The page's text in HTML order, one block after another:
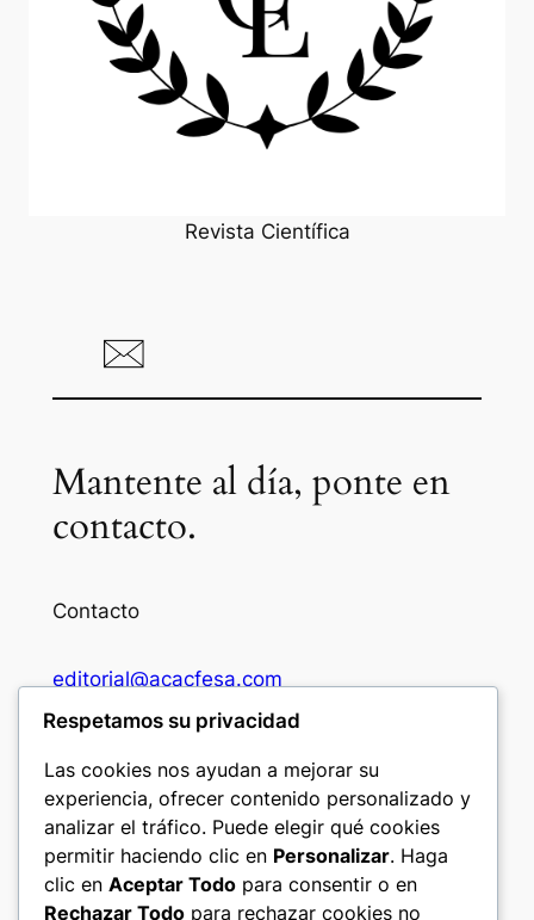
Revista Científica
Mantente al día, ponte en
contacto.
Contacto
editorial@acacfesa.com
Quito: +593 97 914 5699
Seguir
Respetamos su privacidad
Las cookies nos ayudan a mejorar su
experiencia, ofrecer contenido personalizado y
analizar el tráfico. Puede elegir qué cookies
permitir haciendo clic en Personalizar. Haga
clic en Aceptar Todo para consentir o en
Rechazar Todo para rechazar cookies no